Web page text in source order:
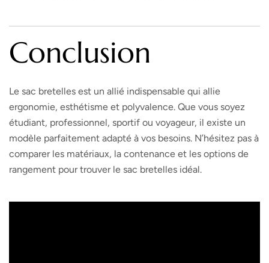
Conclusion
Le sac bretelles est un allié indispensable qui allie
ergonomie, esthétisme et polyvalence. Que vous soyez
étudiant, professionnel, sportif ou voyageur, il existe un
modèle parfaitement adapté à vos besoins. N’hésitez pas à
comparer les matériaux, la contenance et les options de
rangement pour trouver le sac bretelles idéal.